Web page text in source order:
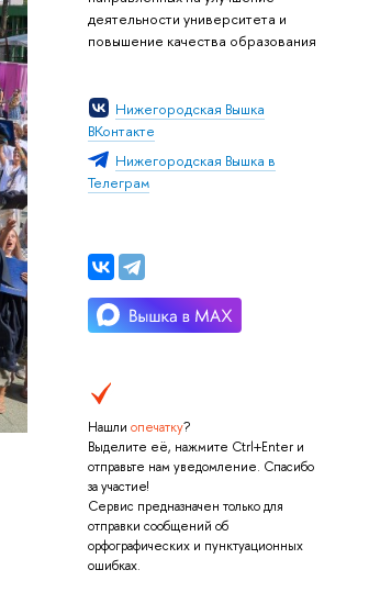
деятельности университета и
повышение качества образования
Нижегородская Вышка
ВКонтакте
Нижегородская Вышка в
Телеграм
Нашли опечатку?
Выделите её, нажмите Ctrl+Enter и
отправьте нам уведомление. Спасибо
за участие!
Сервис предназначен только для
отправки сообщений об
орфографических и пунктуационных
ошибках.